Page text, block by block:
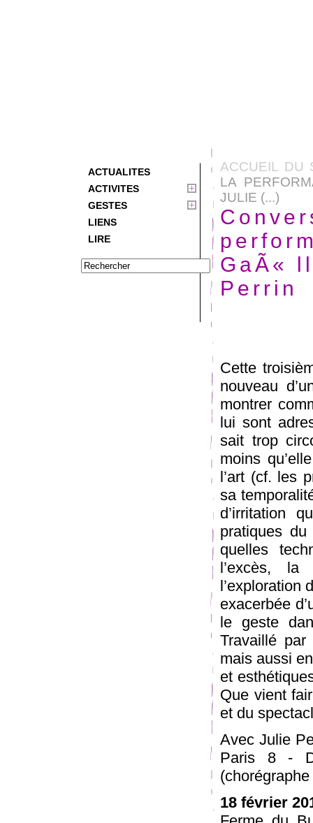
ACTUALITES
ACTIVITES
GESTES
LIENS
LIRE
ACCUEIL DU
LA
JULIE (...)
GaÃ«
Perrin
Cette
nouveau
montrer
lui sont
sait trop
moins
l’art (cf. les
sa
d’irritation
pratiques
quelles
l’excès,
l’exploration
exacerbée
le geste
Travaillé par
mais aussi
et
Que vient
et du
Avec Julie
Paris 8 -
18 février